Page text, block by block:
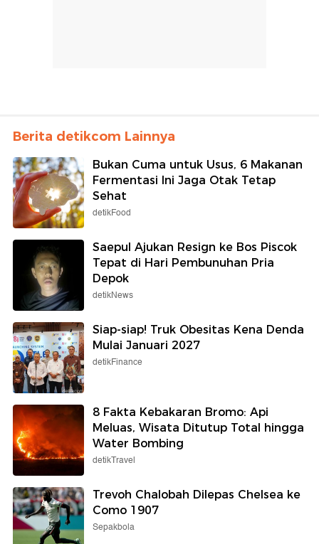
Berita detikcom Lainnya
Bukan Cuma untuk Usus, 6 Makanan
Fermentasi Ini Jaga Otak Tetap
Sehat
detikFood
Saepul Ajukan Resign ke Bos Piscok
Tepat di Hari Pembunuhan Pria
Depok
detikNews
Siap-siap! Truk Obesitas Kena Denda
Mulai Januari 2027
detikFinance
8 Fakta Kebakaran Bromo: Api
Meluas, Wisata Ditutup Total hingga
Water Bombing
detikTravel
Trevoh Chalobah Dilepas Chelsea ke
Como 1907
Sepakbola